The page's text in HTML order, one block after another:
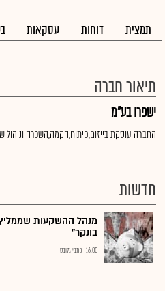
תמצית דוחות עסקאות
תיאור חברה
ישפרו בע"מ
החברה עוסקת בייזום,פיתוח,הקמה,השכרה וניהול
חדשות
מנהל ההשקעות
בונקר"
16:00 כתבי גלובס